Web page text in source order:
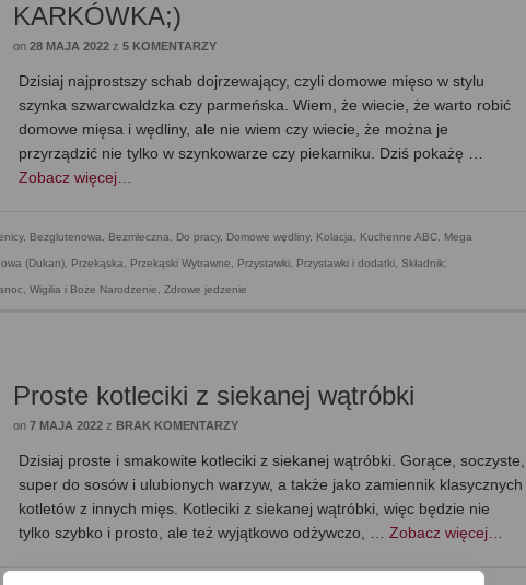
KARKÓWKA;)
on28 MAJA 2022 z5 KOMENTARZY
Dzisiaj najprostszy schab dojrzewający, czyli domowe mięso w stylu
szynka szwarcwaldzka czy parmeńska. Wiem, że wiecie, że warto robić
domowe mięsa i wędliny, ale nie wiem czy wiecie, że można je
przyrządzić nie tylko w szynkowarze czy piekarniku. Dziś pokażę …
Zobacz więcej…
, Bezglutenowa, Bezmleczna, Do pracy, Domowe wędliny, Kolacja, Kuchenne ABC, Mega
(Dukan), Przekąska, Przekąski Wytrawne, Przystawki, Przystawki i dodatki, Składnik:
, Wigilia i Boże Narodzenie, Zdrowe jedzenie
Proste kotleciki z siekanej wątróbki
on7 MAJA 2022 z BRAK KOMENTARZY
Dzisiaj proste i smakowite kotleciki z siekanej wątróbki. Gorące, soczyste,
super do sosów i ulubionych warzyw, a także jako zamiennik klasycznych
kotletów z innych mięs. Kotleciki z siekanej wątróbki, więc będzie nie
tylko szybko i prosto, ale też wyjątkowo odżywczo, …Zobacz więcej…